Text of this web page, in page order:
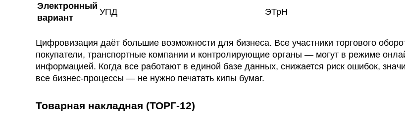
Электронный
вариант
УПД ЭТрН
Цифровизация даёт большие возможности для бизнеса. Все участники торгового
покупатели, транспортные компании и контролирующие органы — могут в режиме
информацией. Когда все работают в единой базе данных, снижается риск ошибок,
все бизнес-процессы — не нужно печатать кипы бумаг.
Товарная накладная (ТОРГ-12)